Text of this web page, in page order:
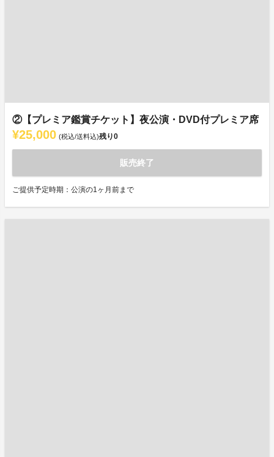
②【プレミア鑑賞チケット】夜公演・DVD付プレミア席
¥25,000 (税込/送料込)残り0
販売終了
ご提供予定時期：公演の1ヶ月前まで